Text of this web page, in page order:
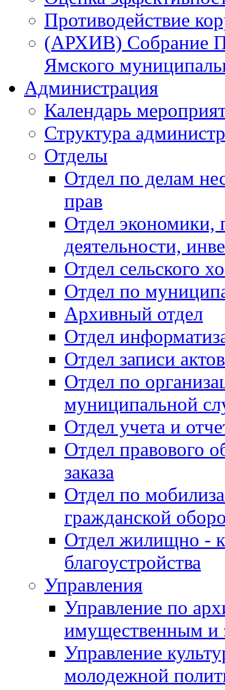
Противодействие
(АРХИВ) Собрание
Ямского
Администрация
Календарь
Структура
Отделы
Отдел по делам
прав
Отдел экономики,
деятельности,
Отдел сельского
Отдел по
Архивный отдел
Отдел
Отдел записи
Отдел по
муниципальной
Отдел учета и
Отдел правового
заказа
Отдел по
гражданской
Отдел жилищно -
благоустройства
Управления
Управление по
имущественным и
Управление
молодежной